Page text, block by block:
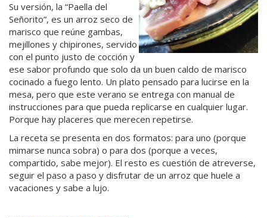
Su versión, la “Paella del
Señorito”, es un arroz seco de
marisco que reúne gambas,
mejillones y chipirones, servido
con el punto justo de cocción y
ese sabor profundo que solo da un buen caldo de marisco
cocinado a fuego lento. Un plato pensado para lucirse en la
mesa, pero que este verano se entrega con manual de
instrucciones para que pueda replicarse en cualquier lugar.
Porque hay placeres que merecen repetirse.
La receta se presenta en dos formatos: para uno (porque
mimarse nunca sobra) o para dos (porque a veces,
compartido, sabe mejor). El resto es cuestión de atreverse,
seguir el paso a paso y disfrutar de un arroz que huele a
vacaciones y sabe a lujo.